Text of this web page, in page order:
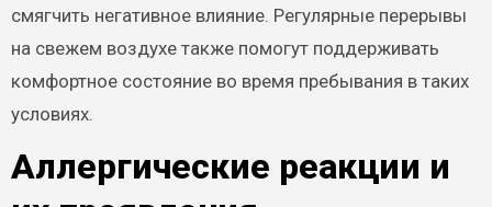
смягчить негативное влияние. Регулярные перерывы
на свежем воздухе также помогут поддерживать
комфортное состояние во время пребывания в таких
условиях.
Аллергические реакции и